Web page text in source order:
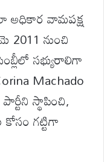
అధికార వామపక్ష
2011 నుంచి
సభ్యురాలిగా
Machado
స్థాపించి,
గట్టిగా